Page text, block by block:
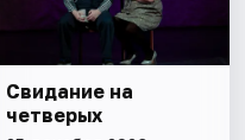
Свидание на
четверых